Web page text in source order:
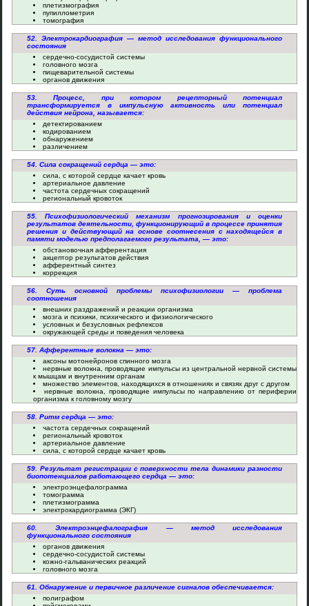
плетизмография
пупиллометрия
томография
52. Электрокардиография — метод исследования функционального
состояния
сердечно-сосудистой системы
головного мозга
пищеварительной системы
органов движения
53. Процесс, при котором рецепторный потенциал
трансформируется в импульсную активность или потенциал
действия нейрона, называется:
детектированием
кодированием
обнаружением
различением
54. Сила сокращений сердца — это:
сила, с которой сердце качает кровь
артериальное давление
частота сердечных сокращений
региональный кровоток
55. Психофизиологический механизм прогнозирования и оценки
результатов деятельности, функционирующий в процессе принятия
решения и действующий на основе соотнесения с находящейся в
памяти моделью предполагаемого результата, — это:
обстановочная афферентация
акцептор результатов действия
афферентный синтез
коррекция
56. Суть основной проблемы психофизиологии — проблема
соотношения
внешних раздражений и реакции организма
мозга и психики, психического и физиологического
условных и безусловных рефлексов
окружающей среды и поведения человека
57. Афферентные волокна — это:
аксоны мотонейронов спинного мозга
нервные волокна, проводящие импульсы из центральной нервной системы
к мышцам и внутренним органам
множество элементов, находящихся в отношениях и связях друг с другом
нервные волокна, проводящие импульсы по направлению от периферии
организма к головному мозгу
58. Ритм сердца — это:
частота сердечных сокращений
региональный кровоток
артериальное давление
сила, с которой сердце качает кровь
59. Результат регистрации с поверхности тела динамики разности
биопотенциалов работающего сердца — это:
электроэнцефалограмма
томограмма
плетизмограмма
электрокардиограмма (ЭКГ)
60. Электроэнцефалография — метод исследования
функционального состояния
органов движения
сердечно-сосудистой системы
кожно-гальванических реакций
головного мозга
61. Обнаружение и первичное различение сигналов обеспечивается:
полиграфом